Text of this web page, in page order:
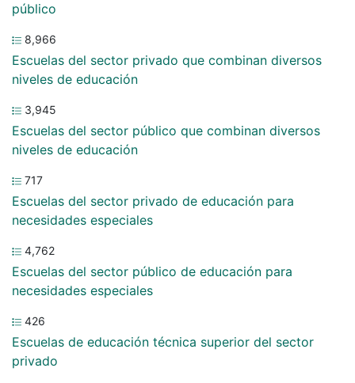
público
8,966
Escuelas del sector privado que combinan diversos
niveles de educación
3,945
Escuelas del sector público que combinan diversos
niveles de educación
717
Escuelas del sector privado de educación para
necesidades especiales
4,762
Escuelas del sector público de educación para
necesidades especiales
426
Escuelas de educación técnica superior del sector
privado